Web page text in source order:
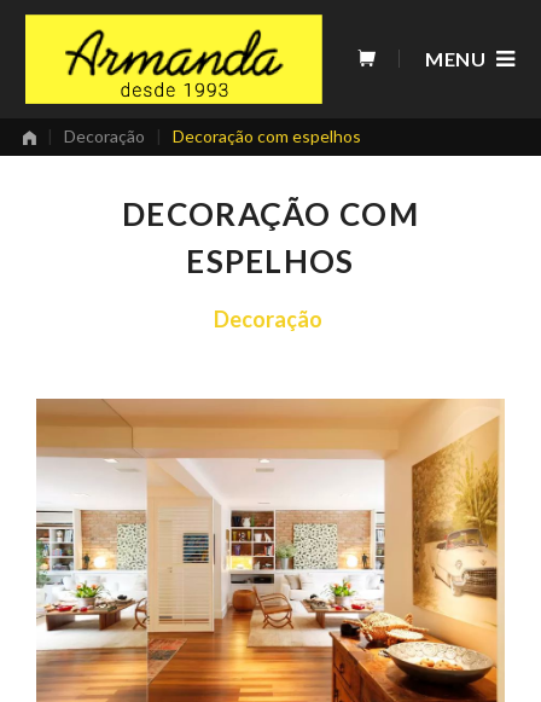
Skip
content
MENU
| Decoração | Decoração com espelhos
DECORAÇÃO COM
ESPELHOS
Decoração